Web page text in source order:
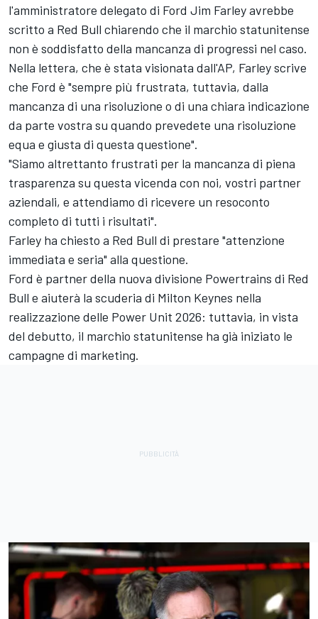
l'amministratore delegato di Ford Jim Farley avrebbe
scritto a Red Bull chiarendo che il marchio statunitense
non è soddisfatto della mancanza di progressi nel caso.
Nella lettera, che è stata visionata dall'AP, Farley scrive
che Ford è "sempre più frustrata, tuttavia, dalla
mancanza di una risoluzione o di una chiara indicazione
da parte vostra su quando prevedete una risoluzione
equa e giusta di questa questione".
"Siamo altrettanto frustrati per la mancanza di piena
trasparenza su questa vicenda con noi, vostri partner
aziendali, e attendiamo di ricevere un resoconto
completo di tutti i risultati".
Farley ha chiesto a Red Bull di prestare "attenzione
immediata e seria" alla questione.
Ford è partner della nuova divisione Powertrains di Red
Bull e aiuterà la scuderia di Milton Keynes nella
realizzazione delle Power Unit 2026: tuttavia, in vista
del debutto, il marchio statunitense ha già iniziato le
campagne di marketing.